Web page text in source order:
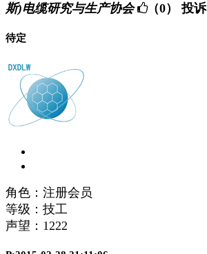
斯)电缆研究与生产协会
（0） 投诉
待定
角色：注册会员
等级：技工
声望： 1222